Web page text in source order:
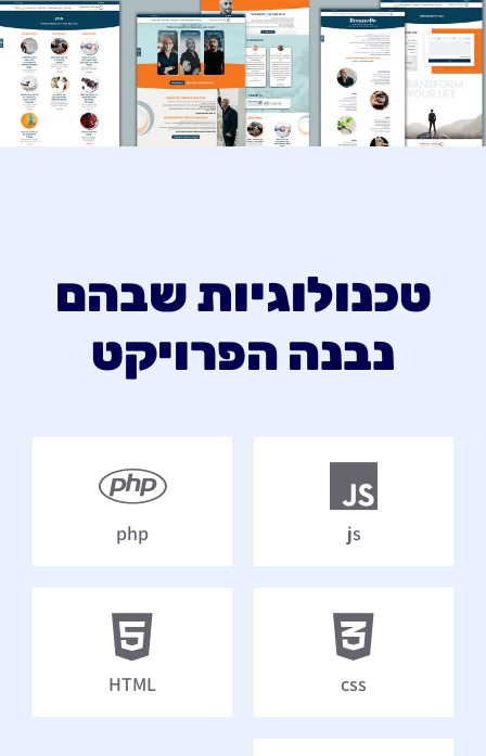
טכנולוגיות שבהם
נבנה הפרויקט
js
php
css
HTML